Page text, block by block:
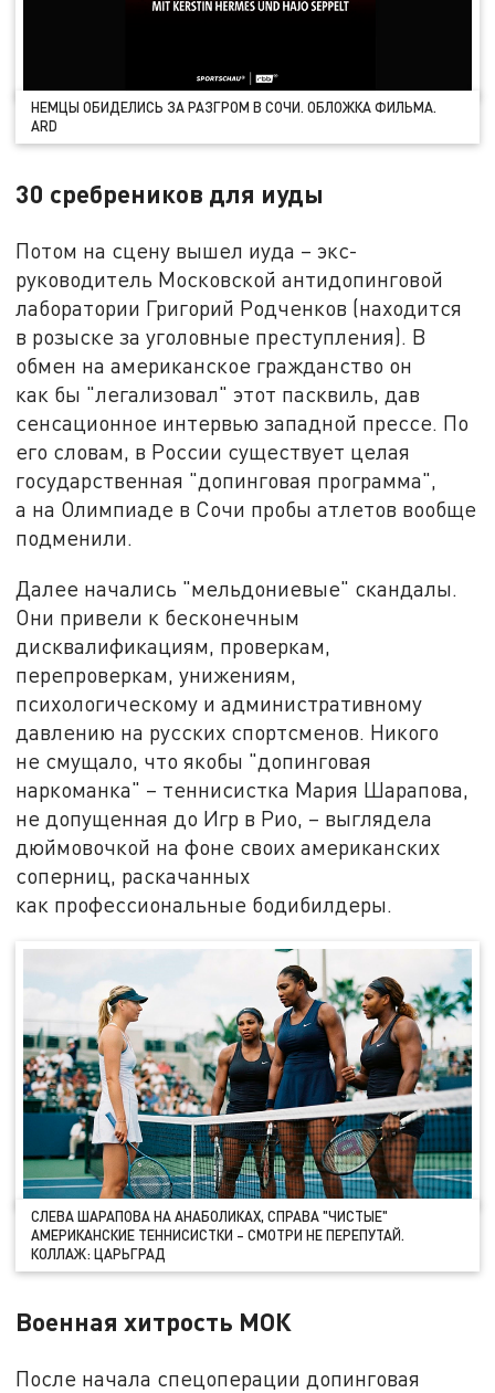
НЕМЦЫ ОБИДЕЛИСЬ ЗА РАЗГРОМ В СОЧИ. ОБЛОЖКА ФИЛЬМА.
ARD
30 сребреников для иуды
Потом на сцену вышел иуда – экс-
руководитель Московской антидопинговой
лаборатории Григорий Родченков (находится
в розыске за уголовные преступления). В
обмен на американское гражданство он
как бы "легализовал" этот пасквиль, дав
сенсационное интервью западной прессе. По
его словам, в России существует целая
государственная "допинговая программа",
а на Олимпиаде в Сочи пробы атлетов вообще
подменили.
Далее начались "мельдониевые" скандалы.
Они привели к бесконечным
дисквалификациям, проверкам,
перепроверкам, унижениям,
психологическому и административному
давлению на русских спортсменов. Никого
не смущало, что якобы "допинговая
наркоманка" – теннисистка Мария Шарапова,
не допущенная до Игр в Рио, – выглядела
дюймовочкой на фоне своих американских
соперниц, раскачанных
как профессиональные бодибилдеры.
СЛЕВА ШАРАПОВА НА АНАБОЛИКАХ, СПРАВА "ЧИСТЫЕ"
АМЕРИКАНСКИЕ ТЕННИСИСТКИ – СМОТРИ НЕ ПЕРЕПУТАЙ.
КОЛЛАЖ: ЦАРЬГРАД
Военная хитрость МОК
После начала спецоперации допинговая